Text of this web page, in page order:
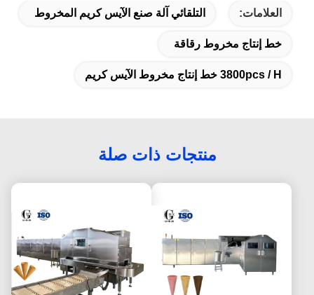
العلامات: التلقائي آلة صنع الآيس كريم المخروط
خط إنتاج مخروط رقاقة
3800pcs / H خط إنتاج مخروط الآيس كريم
منتجات ذات صلة